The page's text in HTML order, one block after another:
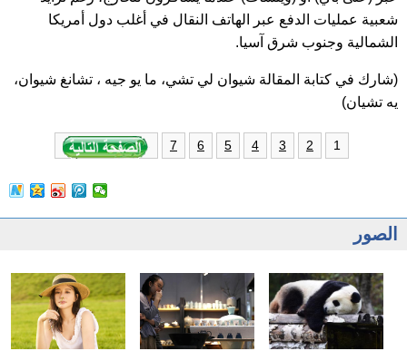
شعبية عمليات الدفع عبر الهاتف النقال في أغلب دول أمريكا
الشمالية وجنوب شرق آسيا.
(شارك في كتابة المقالة شيوان لي تشي، ما يو جيه ، تشانغ شيوان،
يه تشيان)
1
2
3
4
5
6
7
الصور